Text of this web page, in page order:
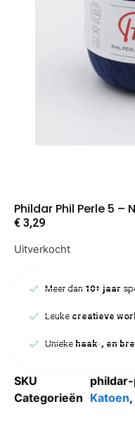
Phildar Phil Perle 5 –
€ 3,29
Uitverkocht
Meer dan 10+ jaar
Leuke creatieve
Uniekehaak-, en
SKU
Categorieën Katoen,